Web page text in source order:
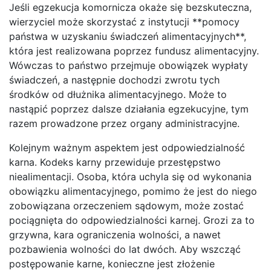
Jeśli egzekucja komornicza okaże się bezskuteczna,
wierzyciel może skorzystać z instytucji **pomocy
państwa w uzyskaniu świadczeń alimentacyjnych**,
która jest realizowana poprzez fundusz alimentacyjny.
Wówczas to państwo przejmuje obowiązek wypłaty
świadczeń, a następnie dochodzi zwrotu tych
środków od dłużnika alimentacyjnego. Może to
nastąpić poprzez dalsze działania egzekucyjne, tym
razem prowadzone przez organy administracyjne.
Kolejnym ważnym aspektem jest odpowiedzialność
karna. Kodeks karny przewiduje przestępstwo
niealimentacji. Osoba, która uchyla się od wykonania
obowiązku alimentacyjnego, pomimo że jest do niego
zobowiązana orzeczeniem sądowym, może zostać
pociągnięta do odpowiedzialności karnej. Grozi za to
grzywna, kara ograniczenia wolności, a nawet
pozbawienia wolności do lat dwóch. Aby wszcząć
postępowanie karne, konieczne jest złożenie